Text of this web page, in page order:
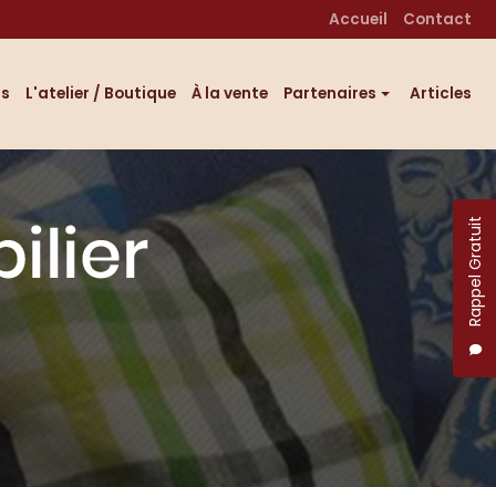
Rappel Gratuit
Accueil Contact
L'atelier / Boutique À la vente Partenaires
Éditeurs tissus
Professionnels décoration
Articles